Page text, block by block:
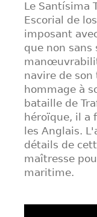
Le Santísima
Escorial de
imposant
que non sans
navire de son
hommage à
bataille de
héroïque, il a
les Anglais.
détails de
maîtresse
maritime.